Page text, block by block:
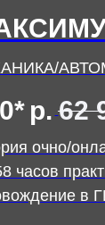
р. 62
очно/
часов
в